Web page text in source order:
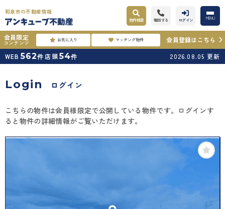
和泉市の不動産情報
物件検索 電話する ログイン MENU
会員限定
コンテンツ お気に入り マッチング物件
会員登録はこちら
WEB 562件 店頭54件 2026.08.05 更新
Login ログイン
こちらの物件は会員様限定で公開している物件です。ログインす
ると物件の詳細情報がご覧いただけます。